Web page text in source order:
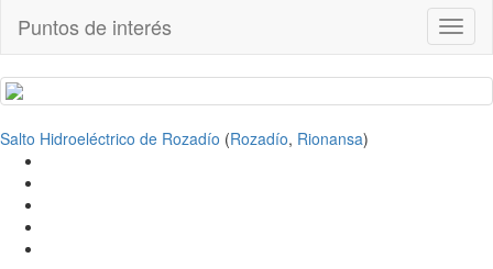
Puntos de interés
Salto Hidroeléctrico de Rozadío (Rozadío, Rionansa)